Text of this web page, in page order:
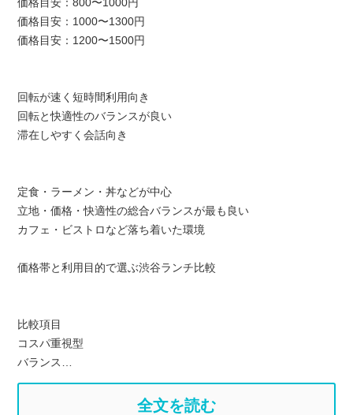
価格目安：1000〜1300円
価格目安：1200〜1500円
回転が速く短時間利用向き
回転と快適性のバランスが良い
滞在しやすく会話向き
定食・ラーメン・丼などが中心
立地・価格・快適性の総合バランスが最も良い
カフェ・ビストロなど落ち着いた環境
価格帯と利用目的で選ぶ渋谷ランチ比較
比較項目
コスパ重視型
バランス…
全文を読む